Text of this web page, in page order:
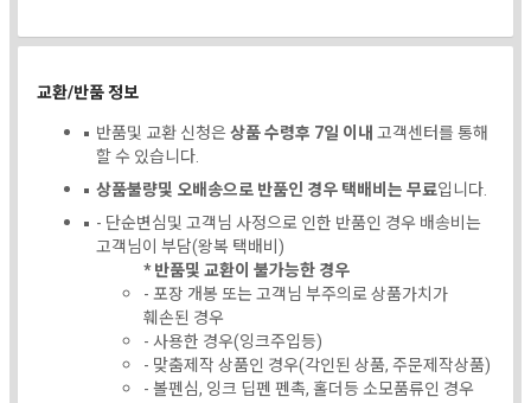
교환/반품 정보
반품및 교환 신청은상품 수령후 7일 이내고객센터를 통해
할 수 있습니다.
상품불량및 오배송으로 반품인 경우 택배비는 무료입니다.
- 단순변심및 고객님 사정으로 인한 반품인 경우 배송비는
고객님이 부담(왕복 택배비)
* 반품및 교환이 불가능한 경우
- 포장 개봉 또는 고객님 부주의로 상품가치가
훼손된 경우
- 사용한 경우(잉크주입등)
- 맞춤제작 상품인 경우(각인된 상품, 주문제작상품)
- 볼펜심, 잉크 딥펜 펜촉, 홀더등 소모품류인 경우